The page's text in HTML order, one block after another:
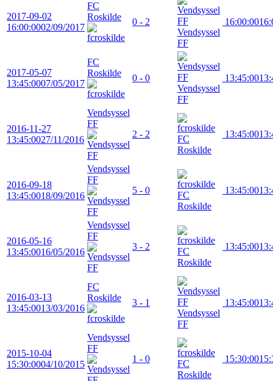
2017-09-02
16:00:0002/09/2017
FC
Roskilde
0 - 2
Vendsyssel
FF
16:00:00
2017-05-07
13:45:0007/05/2017
FC
Roskilde
0 - 0
Vendsyssel
FF
13:45:00
2016-11-27
13:45:0027/11/2016
Vendsyssel
FF
2 - 2
FC
Roskilde
13:45:00
2016-09-18
13:45:0018/09/2016
Vendsyssel
FF
5 - 0
FC
Roskilde
13:45:00
2016-05-16
13:45:0016/05/2016
Vendsyssel
FF
3 - 2
FC
Roskilde
13:45:00
2016-03-13
13:45:0013/03/2016
FC
Roskilde
3 - 1
Vendsyssel
FF
13:45:00
2015-10-04
15:30:0004/10/2015
Vendsyssel
FF
1 - 0
FC
Roskilde
15:30:00